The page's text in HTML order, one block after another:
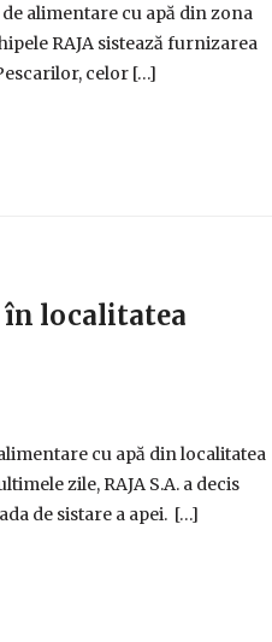
alimentare cu apă din zona
RAJA sistează furnizarea
celor […]
în localitatea
cu apă din localitatea
zile, RAJA S.A. a decis
de sistare a apei. […]